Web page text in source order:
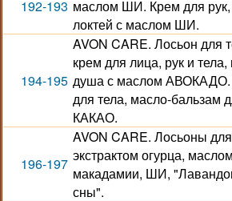
192-193 маслом ШИ. Крем для рук,
локтей с маслом ШИ.
194-195
AVON CARE. Лосьон для
крем для лица, рук и тела,
душа с маслом АВОКАДО.
для тела, масло-бальзам
КАКАО.
196-197
AVON CARE. Лосьоны
экстрактом огурца,
макадамии, ШИ,
сны".